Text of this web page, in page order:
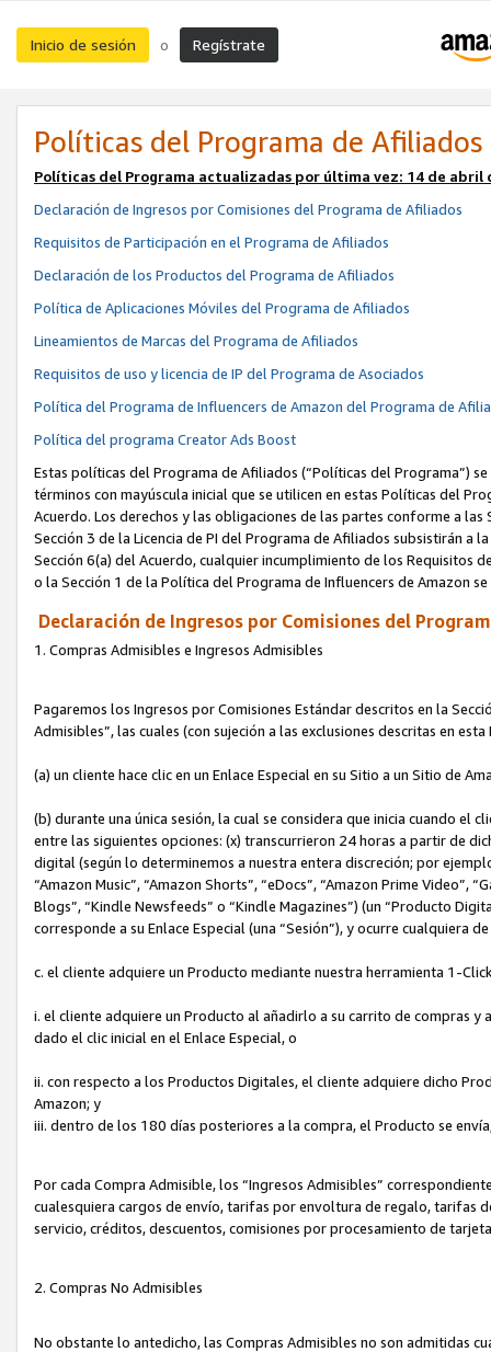
Inicio de sesión o Regístrate
Políticas del Programa de Afiliados
Políticas del Programa actualizadas por última vez: 14 de abril
Declaración de Ingresos por Comisiones del Programa de Afiliados
Requisitos de Participación en el Programa de Afiliados
Declaración de los Productos del Programa de Afiliados
Política de Aplicaciones Móviles del Programa de Afiliados
Lineamientos de Marcas del Programa de Afiliados
Requisitos de uso y licencia de IP del Programa de Asociados
Política del Programa de Influencers de Amazon del Programa de
Política del programa Creator Ads Boost
Estas políticas del Programa de Afiliados (“Políticas del Programa”)
términos con mayúscula inicial que se utilicen en estas Políticas del
Acuerdo. Los derechos y las obligaciones de las partes conforme a
Sección 3 de la Licencia de PI del Programa de Afiliados subsistirán
Sección 6(a) del Acuerdo, cualquier incumplimiento de los Requisitos
o la Sección 1 de la Política del Programa de Influencers de Amazon
Declaración de Ingresos por Comisiones del
1. Compras Admisibles e Ingresos Admisibles
Pagaremos los Ingresos por Comisiones Estándar descritos en la
Admisibles”, las cuales (con sujeción a las exclusiones descritas en
(a) un cliente hace clic en un Enlace Especial en su Sitio a un Sitio de
(b) durante una única sesión, la cual se considera que inicia cuando el
entre las siguientes opciones: (x) transcurrieron 24 horas a partir de
digital (según lo determinemos a nuestra entera discreción; por
“Amazon Music”, “Amazon Shorts”, “eDocs”, “Amazon Prime Video”,
Blogs”, “Kindle Newsfeeds” o “Kindle Magazines”) (un “Producto
corresponde a su Enlace Especial (una “Sesión”), y ocurre cualquiera
c. el cliente adquiere un Producto mediante nuestra herramienta 1-
i. el cliente adquiere un Producto al añadirlo a su carrito de compras
dado el clic inicial en el Enlace Especial, o
ii. con respecto a los Productos Digitales, el cliente adquiere dicho
Amazon; y
iii. dentro de los 180 días posteriores a la compra, el Producto se
Por cada Compra Admisible, los “Ingresos Admisibles”
cualesquiera cargos de envío, tarifas por envoltura de regalo, tarifas
servicio, créditos, descuentos, comisiones por procesamiento de
2. Compras No Admisibles
No obstante lo antedicho, las Compras Admisibles no son admitidas